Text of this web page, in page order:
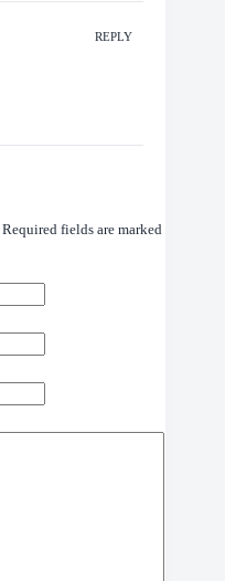
REPLY
Required fields are marked